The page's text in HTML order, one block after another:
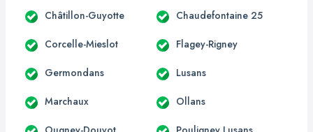
Châtillon-Guyotte Chaudefontaine 25
Corcelle-Mieslot Flagey-Rigney
Germondans Lusans
Marchaux Ollans